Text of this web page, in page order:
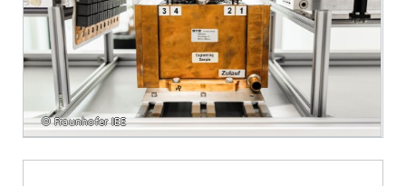
© Fraunhofer IEE